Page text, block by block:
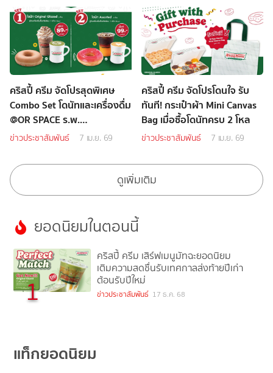
คริสปี้ ครีม จัดโปรสุดพิเศษ
Combo Set โดนัทและเครื่องดื่ม
@OR SPACE ร.พ.
ธรรมศาสตร์เฉลิมพระเกียรติ
ข่าวประชาสัมพันธ์ 7 เม.ย. 69
คริสปี้ ครีม จัดโปรโดนใจ รับ
ทันที! กระเป๋าผ้า Mini Canvas
Bag เมื่อซื้อโดนัทครบ 2 โหล
ข่าวประชาสัมพันธ์ 7 เม.ย. 69
ดูเพิ่มเติม
ยอดนิยมในตอนนี้
1
คริสปี้ ครีม เสิร์ฟเมนูมัทฉะยอดนิยม
เติมความสดชื่นรับเทศกาลส่งท้ายปีเก่า
ต้อนรับปีใหม่
ข่าวประชาสัมพันธ์ 17 ธ.ค. 68
แท็กยอดนิยม